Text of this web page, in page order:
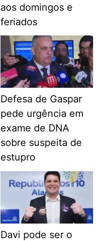
aos domingos e
feriados
Defesa de Gaspar
pede urgência em
exame de DNA
sobre suspeita de
estupro
Davi pode ser o